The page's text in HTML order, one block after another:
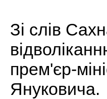
Зі слів
прем'єр-
Януковича.